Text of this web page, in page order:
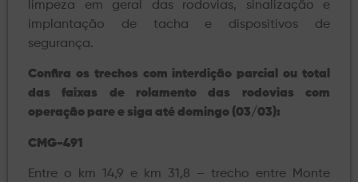
limpeza em geral das rodovias, sinalização e
implantação de tacha e dispositivos de
segurança.
Confira os trechos com interdição parcial ou total
das faixas de rolamento das rodovias com
operação pare e siga até domingo (03/03):
CMG-491
Entre o km 14,9 e km 31,8 – trecho entre Monte